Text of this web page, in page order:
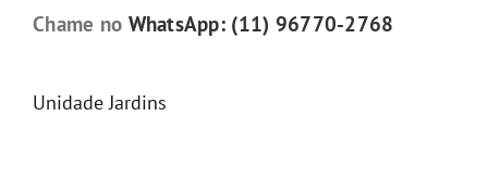
Chame no WhatsApp: (11) 96770-2768
Unidade Jardins